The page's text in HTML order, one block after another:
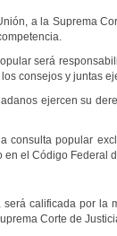
a la Suprema
será
consejos y juntas
ejercen su
popular
el Código Federal
calificada por
Corte de